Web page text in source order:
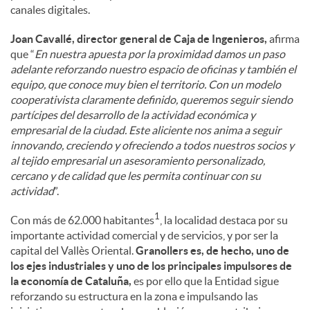
canales digitales.
Joan Cavallé, director general de Caja de Ingenieros, afirma
que “En nuestra apuesta por la proximidad damos un paso
adelante reforzando nuestro espacio de oficinas y también el
equipo, que conoce muy bien el territorio. Con un modelo
cooperativista claramente definido, queremos seguir siendo
partícipes del desarrollo de la actividad económica y
empresarial de la ciudad. Este aliciente nos anima a seguir
innovando, creciendo y ofreciendo a todos nuestros socios y
al tejido empresarial un asesoramiento personalizado,
cercano y de calidad que les permita continuar con su
actividad”.
Con más de 62.000 habitantes1 , la localidad destaca por su
importante actividad comercial y de servicios, y por ser la
capital del Vallès Oriental.Granollers es, de hecho, uno de
los ejes industriales y uno de los principales impulsores de
la economía de Cataluña, es por ello que la Entidad sigue
reforzando su estructura en la zona e impulsando las